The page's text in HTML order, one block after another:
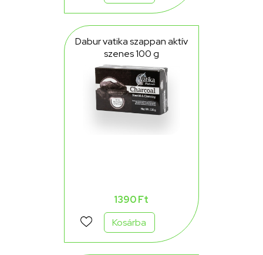
Dabur vatika szappan aktív
szenes 100 g
1390 Ft
Kosárba